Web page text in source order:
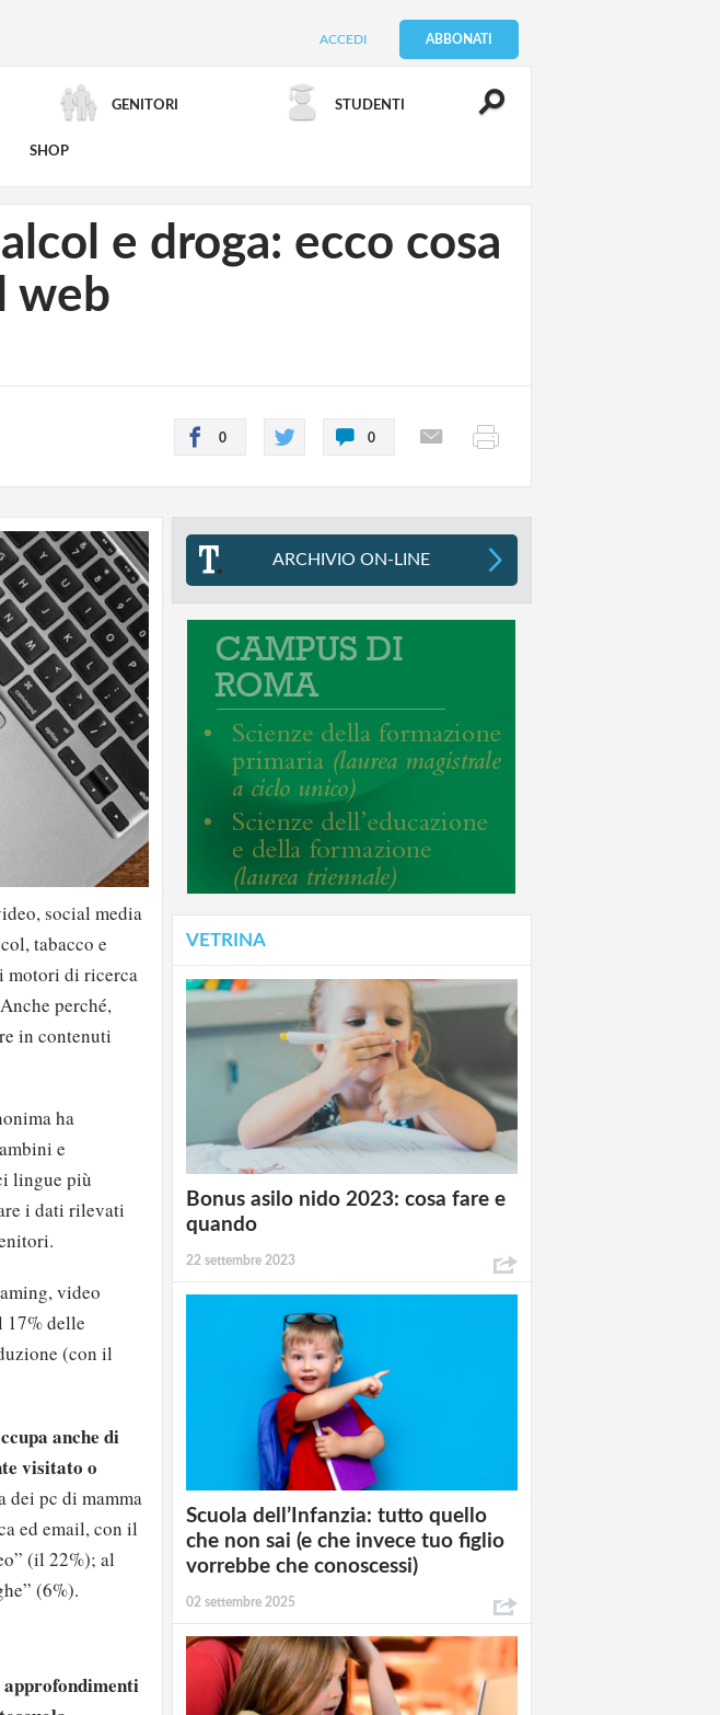
ACCEDI ABBONATI
GENITORI STUDENTI
SHOP
e droga: ecco cosa
web
0 0
social media
tabacco e
motori di ricerca
perché,
in contenuti
ha
e
lingue più
i dati rilevati
video
17% delle
(con il
anche di
visitato o
dei pc di mamma
ed email, con il
(il 22%); al
(6%).
ARCHIVIO ON-LINE
VETRINA
Bonus asilo nido 2023: cosa fare e
quando
22 settembre 2023
Scuola dell’Infanzia: tutto quello
che non sai (e che invece tuo figlio
vorrebbe che conoscessi)
02 settembre 2025